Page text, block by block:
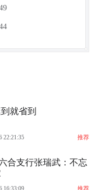
绿卡 逛到就省到
22:21:35 推荐
合支行张瑞武：不忘